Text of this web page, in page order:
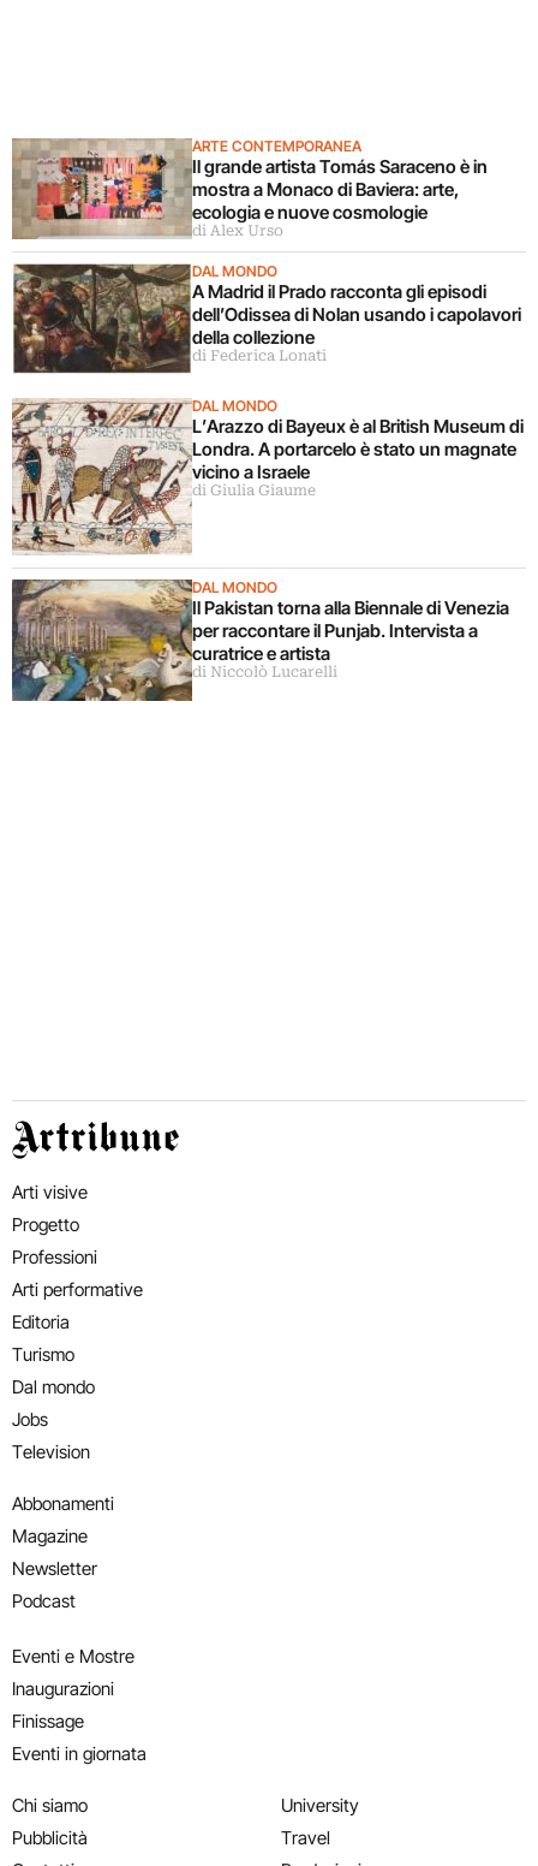
ARTE CONTEMPORANEA
Il grande artista Tomás Saraceno è in
mostra a Monaco di Baviera: arte,
ecologia e nuove cosmologie
di Alex Urso
DAL MONDO
A Madrid il Prado racconta gli episodi
dell’Odissea di Nolan usando i capolavori
della collezione
di Federica Lonati
DAL MONDO
L’Arazzo di Bayeux è al British Museum di
Londra. A portarcelo è stato un magnate
vicino a Israele
di Giulia Giaume
DAL MONDO
Il Pakistan torna alla Biennale di Venezia
per raccontare il Punjab. Intervista a
curatrice e artista
di Niccolò Lucarelli
Artribune
Arti visive
Progetto
Professioni
Arti performative
Editoria
Turismo
Dal mondo
Jobs
Television
Abbonamenti
Magazine
Newsletter
Podcast
Eventi e Mostre
Inaugurazioni
Finissage
Eventi in giornata
Chi siamo
Pubblicità
University
Travel